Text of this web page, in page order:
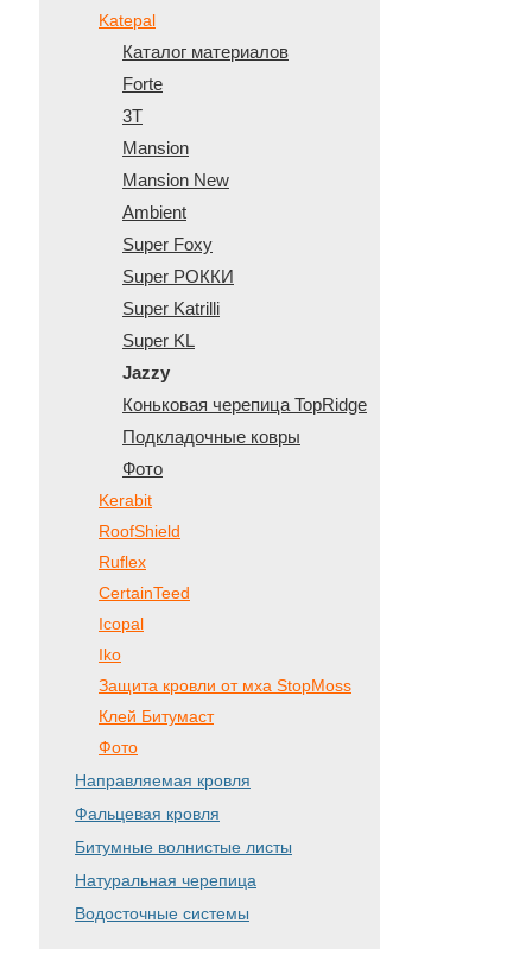
Katepal
Каталог материалов
Forte
3T
Mansion
Mansion New
Ambient
Super Foxy
Super РОККИ
Super Katrilli
Super KL
Jazzy
Коньковая черепица TopRidge
Подкладочные ковры
Фото
Kerabit
RoofShield
Ruflex
CertainTeed
Icopal
Iko
Защита кровли от мха StopMoss
Клей Битумаст
Фото
Направляемая кровля
Фальцевая кровля
Битумные волнистые листы
Натуральная черепица
Водосточные системы